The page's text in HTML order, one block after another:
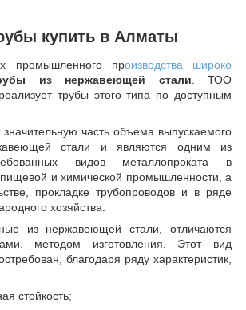
купить в Алматы
промышленного производства широко
из нержавеющей стали. ТОО
трубы этого типа по доступным
часть объема выпускаемого
стали и являются одним из
видов металлопроката в
и химической промышленности, а
прокладке трубопроводов и в ряде
хозяйства.
из нержавеющей стали, отличаются
методом изготовления. Этот вид
благодаря ряду характеристик,
стойкость;